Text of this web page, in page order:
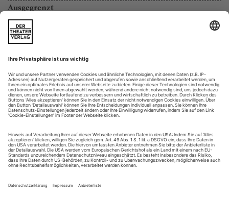
Ausgegrenzt
Tatjana Gürbaca zeigt in ihrer klugen Lesart von Halévys «La Juive»
an der Oper Frankfurt, wie tief der Hass auf das Fremde in einer
spießigen Gesellschaft sitzt – und wie aktuell das Stück ist
Eugen Scribes Libretto zu Jacques Fromental Halévys
Erfolgsoper «La Juive» von 1835 ist eine «Nathan der
Weise»-Geschichte, angereichert mit viel Menschlichkeit, aber
deswegen leider auch wenig Weisheit. Die Söhne des Juden
Éléazar wurden einst von Christen auf dem Scheiterhaufen
aufgezogen, das als einziges einen...
Barberina tanzt